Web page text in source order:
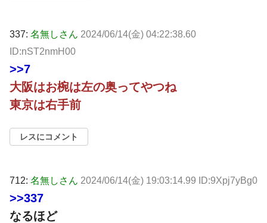
337: 名無しさん 2024/06/14(金) 04:22:38.60
ID:nST2nmH00
>>7
大阪はお椀は左の奥ってやつね
東京は右手前
レスにコメント
712: 名無しさん 2024/06/14(金) 19:03:14.99 ID:9Xpj7yBg0
>>337
なるほど